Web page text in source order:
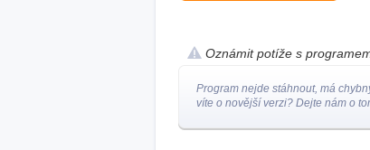
Oznámit potíže s
Program nejde stáhnout, má
víte o novější verzi? Dejte nám o